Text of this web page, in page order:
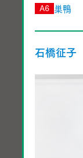
A6 巣鴨
石橋征子